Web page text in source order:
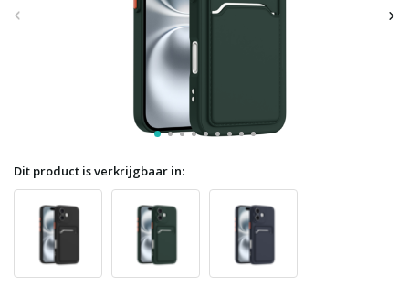
Dit product is verkrijgbaar in: